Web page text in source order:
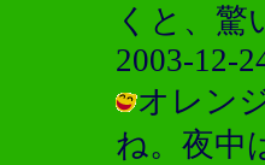
くと、
2003-12-
オレン
ね。夜中